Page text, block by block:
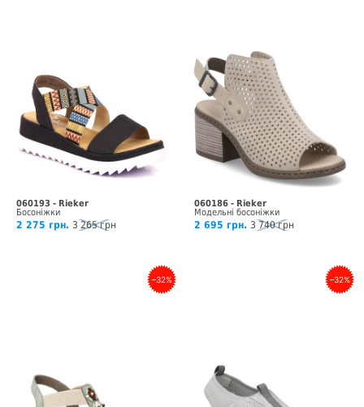
060193 - Rieker
Босоніжки
2 275 грн. 3 265 грн
060186 - Rieker
Модельні босоніжки
2 695 грн. 3 740 грн
–32% –32%